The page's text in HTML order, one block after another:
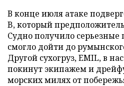
В конце июля атаке
B, который
Судно получило
смогло дойти до
Другой сухогруз, EMIL, в
покинут экипажем и
морских милях от